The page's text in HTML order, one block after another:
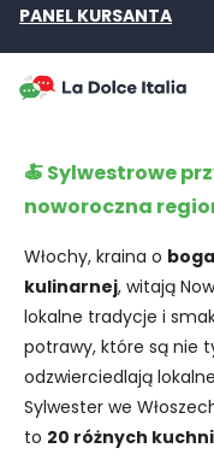
PANEL KURSANTA
🍝 Sylwestrowe
noworoczna
Włochy, kraina o
kulinarnej, witają
lokalne tradycje i
potrawy, które są nie
odzwierciedlają
Sylwester we
to 20 różnych